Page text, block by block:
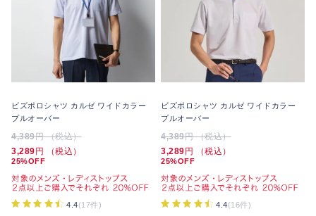
ビズポロシャツ カルゼ ワイドカラー
プルオーバー
4,389円 （税込）
3,289円 （税込）
25%OFF
4.4(17件)
ビズポロシャツ カルゼ ワイドカラー
プルオーバー
4,389円 （税込）
3,289円 （税込）
25%OFF
4.4(16件)